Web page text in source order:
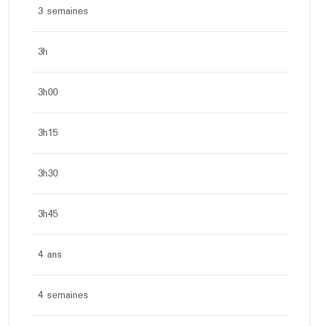
3 semaines
3h
3h00
3h15
3h30
3h45
4 ans
4 semaines